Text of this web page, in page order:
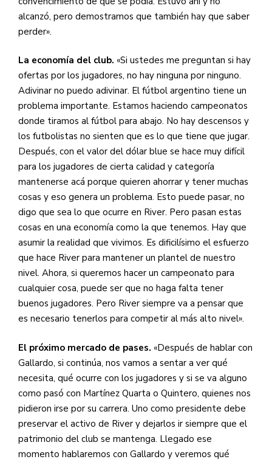
alcanzó, pero demostramos que también hay que saber
perder».
La economía del club. «Si ustedes me preguntan si hay
ofertas por los jugadores, no hay ninguna por ninguno.
Adivinar no puedo adivinar. El fútbol argentino tiene un
problema importante. Estamos haciendo campeonatos
donde tiramos al fútbol para abajo. No hay descensos y
los futbolistas no sienten que es lo que tiene que jugar.
Después, con el valor del dólar blue se hace muy difícil
para los jugadores de cierta calidad y categoría
mantenerse acá porque quieren ahorrar y tener muchas
cosas y eso genera un problema. Esto puede pasar, no
digo que sea lo que ocurre en River. Pero pasan estas
cosas en una economía como la que tenemos. Hay que
asumir la realidad que vivimos. Es dificilísimo el esfuerzo
que hace River para mantener un plantel de nuestro
nivel. Ahora, si queremos hacer un campeonato para
cualquier cosa, puede ser que no haga falta tener
buenos jugadores. Pero River siempre va a pensar que
es necesario tenerlos para competir al más alto nivel».
El próximo mercado de pases. «Después de hablar con
Gallardo, si continúa, nos vamos a sentar a ver qué
necesita, qué ocurre con los jugadores y si se va alguno
como pasó con Martínez Quarta o Quintero, quienes nos
pidieron irse por su carrera. Uno como presidente debe
preservar el activo de River y dejarlos ir siempre que el
patrimonio del club se mantenga. Llegado ese
momento hablaremos con Gallardo y veremos qué